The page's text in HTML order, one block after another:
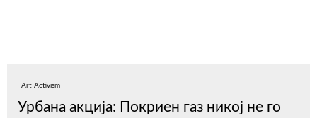
Art Activism
Урбана акција: Покриен газ никој не го